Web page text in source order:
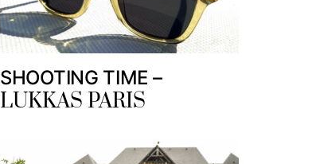
SHOOTING TIME –
LUKKAS PARIS